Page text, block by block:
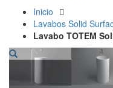
Inicio
Lavabos Solid
Lavabo TOTEM